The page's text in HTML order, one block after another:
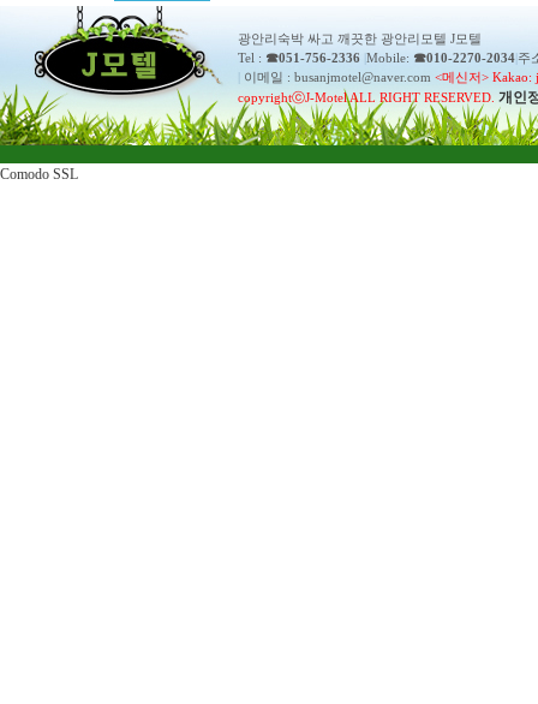
광안리숙박 싸고 깨끗한 광안리모텔 J모텔
Tel : ☎051-756-2336 |Mobile: ☎010-2270-2034|주
이메일 : busanjmotel@naver.com <메신저> Kakao:
copyrightⓒJ-Motel ALL RIGHT RESERVED. 개인
Comodo SSL